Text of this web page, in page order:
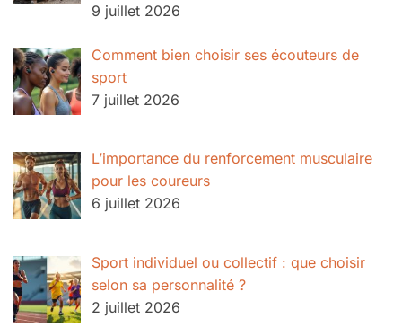
9 juillet 2026
Comment bien choisir ses écouteurs de
sport
7 juillet 2026
L’importance du renforcement musculaire
pour les coureurs
6 juillet 2026
Sport individuel ou collectif : que choisir
selon sa personnalité ?
2 juillet 2026